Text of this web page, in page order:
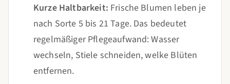
Kurze Haltbarkeit: Frische Blumen leben je
nach Sorte 5 bis 21 Tage. Das bedeutet
regelmäßiger Pflegeaufwand: Wasser
wechseln, Stiele schneiden, welke Blüten
entfernen.